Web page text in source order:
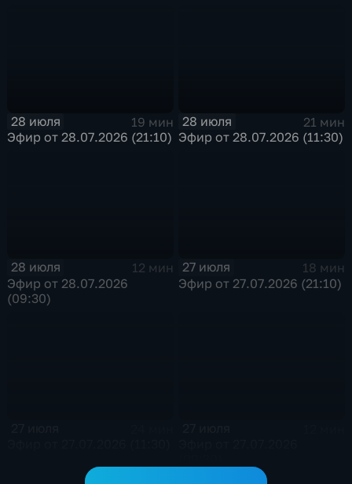
28 июля
19 мин
Эфир от 28.07.2026 (21:10)
28 июля
21 мин
Эфир от 28.07.2026 (11:30)
28 июля
12 мин
Эфир от 28.07.2026
(09:30)
27 июля
18 мин
Эфир от 27.07.2026 (21:10)